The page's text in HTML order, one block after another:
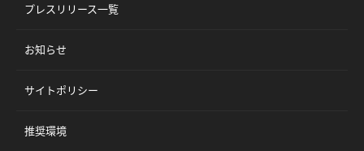
プレスリリース一覧
お知らせ
サイトポリシー
推奨環境